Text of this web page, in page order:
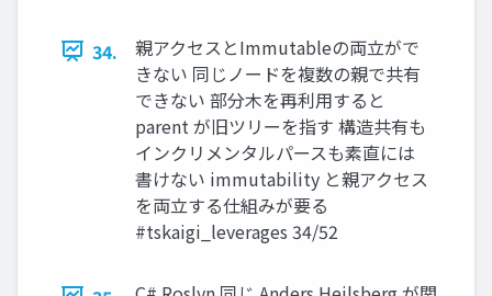
34.
親アクセスとImmutableの両立がで
きない 同じノードを複数の親で共有
できない 部分木を再利用すると
parent が旧ツリーを指す 構造共有も
インクリメンタルパースも素直には
書けない immutability と親アクセス
を両立する仕組みが要る
#tskaigi_leverages 34/52